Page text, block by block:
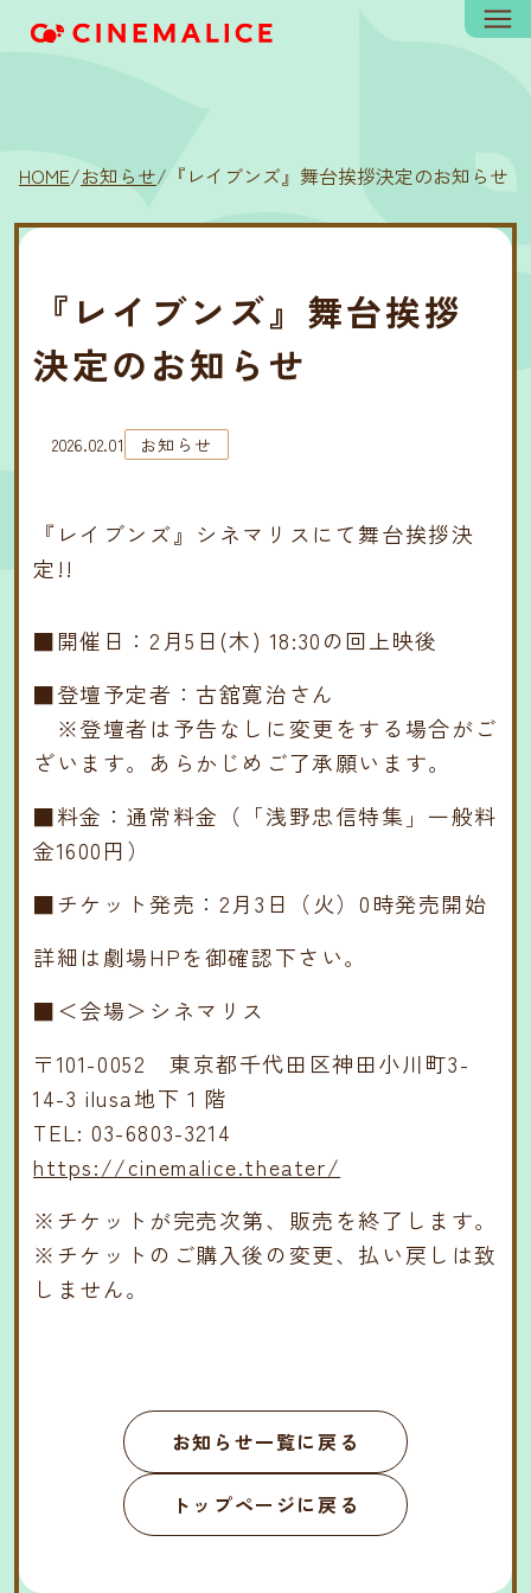
HOME/お知らせ/ 『レイブンズ』舞台挨拶決定のお知らせ
『レイブンズ』舞台挨拶
決定のお知らせ
2026.02.01 お知らせ
『レイブンズ』シネマリスにて舞台挨拶決
定!!
■開催日：2月5日(木) 18:30の回上映後
■登壇予定者：古舘寛治さん
※登壇者は予告なしに変更をする場合がご
ざいます。あらかじめご了承願います。
■料金：通常料金（「浅野忠信特集」一般料
金1600円）
■チケット発売：2月3日（火）0時発売開始
詳細は劇場HPを御確認下さい。
■＜会場＞シネマリス
〒101-0052 東京都千代田区神田小川町3-
14-3 ilusa地下１階
TEL: 03-6803-3214
https://cinemalice.theater/
※チケットが完売次第、販売を終了します。
※チケットのご購入後の変更、払い戻しは致
しません。
お知らせ一覧に戻る
トップページに戻る